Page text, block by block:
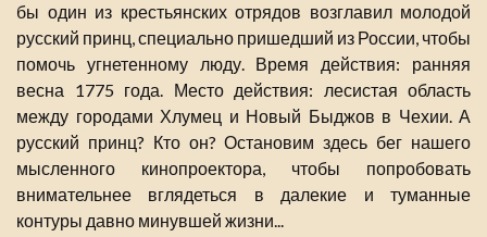
бы один из крестьянских отрядов возглавил молодой
русский принц, специально пришедший из России, чтобы
помочь угнетенному люду. Время действия: ранняя
весна 1775 года. Место действия: лесистая область
между городами Хлумец и Новый Быджов в Чехии. А
русский принц? Кто он? Остановим здесь бег нашего
мысленного кинопроектора, чтобы попробовать
внимательнее вглядеться в далекие и туманные
контуры давно минувшей жизни...